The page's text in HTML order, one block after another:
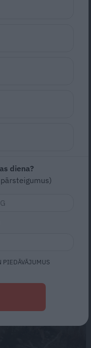
piedzīvojis
draudzeni
diena?
PIEDĀVĀJUMUS